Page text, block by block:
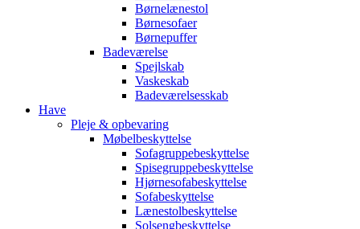
Børnelænestol
Børnesofaer
Børnepuffer
Badeværelse
Spejlskab
Vaskeskab
Badeværelsesskab
Have
Pleje & opbevaring
Møbelbeskyttelse
Sofagruppebeskyttelse
Spisegruppebeskyttelse
Hjørnesofabeskyttelse
Sofabeskyttelse
Lænestolbeskyttelse
Solsengbeskyttelse